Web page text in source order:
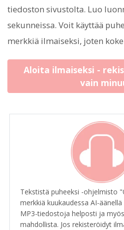
tiedoston sivustolta. Luo
sekunneissa. Voit käyttää
merkkiä ilmaiseksi, joten
Aloita ilmaiseksi -
vain
Tekstistä puheeksi -ohjelmisto
merkkiä kuukaudessa AI-
MP3-tiedostoja helposti ja
mahdollista. Jos rekisteröidyt